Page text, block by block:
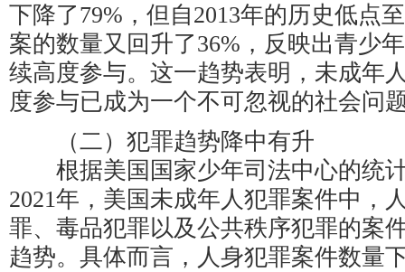
下降了79%，但自2013年的历史低点
案的数量又回升了36%，反映出青少
续高度参与。这一趋势表明，未成年
度参与已成为一个不可忽视的社会问
（二）犯罪趋势降中有升
根据美国国家少年司法中心的统计
2021年，美国未成年人犯罪案件中，
罪、毒品犯罪以及公共秩序犯罪的案
趋势。具体而言，人身犯罪案件数量